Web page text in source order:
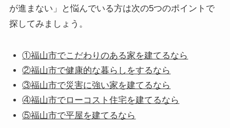
が進まない」と悩んでいる方は次の5つのポイントで
探してみましょう。
①福山市でこだわりのある家を建てるなら
②福山市で健康的な暮らしをするなら
③福山市で災害に強い家を建てるなら
④福山市でローコスト住宅を建てるなら
⑤福山市で平屋を建てるなら